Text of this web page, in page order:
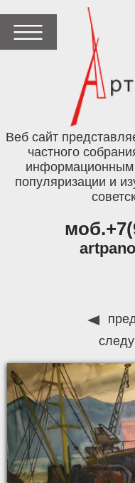
Веб сайт
частного
информационным
популяризации и